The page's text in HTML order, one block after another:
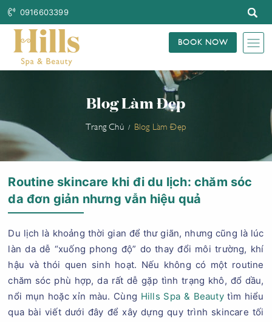
0916603399
BOOK NOW
Blog Làm Đẹp
Trang Chủ Blog Làm Đẹp
Routine skincare khi đi du lịch: chăm sóc
da đơn giản nhưng vẫn hiệu quả
Du lịch là khoảng thời gian để thư giãn, nhưng cũng là lúc
làn da dễ “xuống phong độ” do thay đổi môi trường, khí
hậu và thói quen sinh hoạt. Nếu không có một routine
chăm sóc phù hợp, da rất dễ gặp tình trạng khô, đổ dầu,
nổi mụn hoặc xỉn màu. Cùng Hills Spa & Beautytìm hiểu
qua bài viết dưới đây để xây dựng quy trình skincare tối